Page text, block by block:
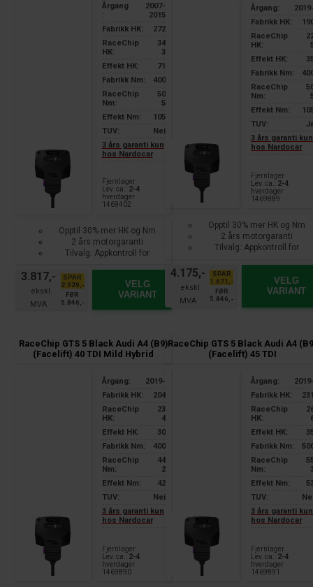
Årgang
:
2007-
2015
Fabrikk HK:
272
RaceChip
HK:
34
3
Effekt HK:
71
Fabrikk Nm:
400
RaceChip
Nm:
50
5
Effekt Nm:
105
TUV:
Nei
3 års garanti kun
hos Nardocar
Fjernlager
Lev. ca.:
2-4
hverdager
1469402
Opptil 30% mer HK og Nm
2 års motorgaranti
Tilvalg: Appkontroll for
3.817,-
SPAR
2.029,-
FØR
5.846,-
VELG
VARIANT
Årgang:
Fabrikk HK:
RaceChip
HK:
Effekt HK:
Fabrikk Nm:
RaceChip
Nm:
Effekt Nm:
TUV:
3 års garanti kun
hos Nardocar
Fjernlager
Lev. ca.: 2-4
hverdager
1469889
Opptil 30% mer HK og Nm
2 års motorgaranti
Tilvalg: Appkontroll for
4.175,-
SPAR
1.671,-
FØR
5.846,-
VELG
VARIANT
RaceChip GTS 5 Black Audi A4 (B9)
(Facelift) 40 TDI Mild Hybrid
Årgang:
2019-
Fabrikk HK:
204
RaceChip
HK:
23
4
Effekt HK:
30
Fabrikk Nm:
400
RaceChip
Nm:
44
2
Effekt Nm:
42
TUV:
Nei
3 års garanti kun
hos Nardocar
Fjernlager
Lev. ca.:
2-4
hverdager
1469890
RaceChip GTS 5 Black Audi A4
(Facelift) 45 TDI
Årgang:
Fabrikk HK:
RaceChip
HK:
Effekt HK:
Fabrikk Nm:
RaceChip
Nm:
Effekt Nm:
TUV:
3 års garanti kun
hos Nardocar
Fjernlager
Lev. ca.: 2-4
hverdager
1469891